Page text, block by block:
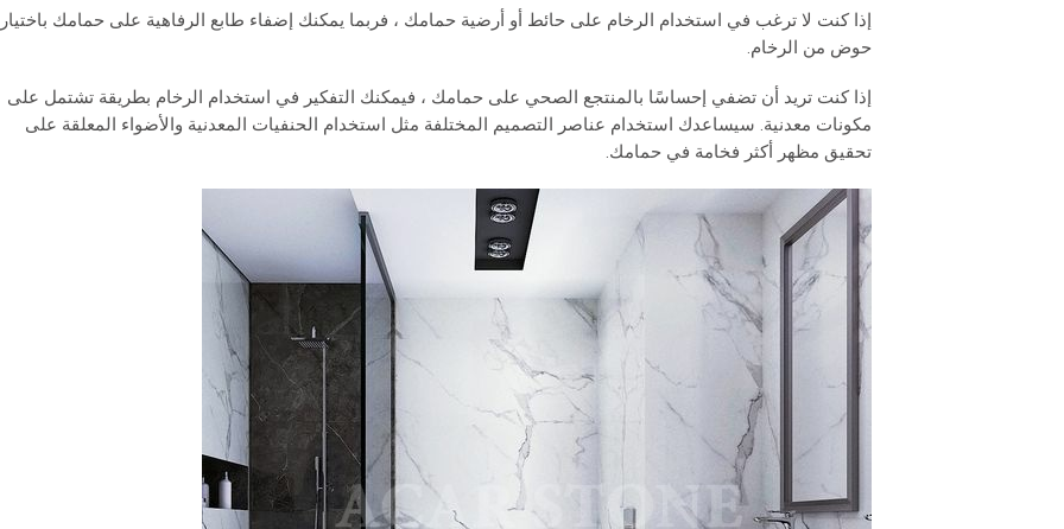
إذا كنت لا ترغب في استخدام الرخام على حائط أو أرضية حمامك ، فربما يمكنك إضفاء طابع الرفاهية على حمامك باختيار
حوض من الرخام.
إذا كنت تريد أن تضفي إحساسًا بالمنتجع الصحي على حمامك ، فيمكنك التفكير في استخدام الرخام بطريقة تشتمل على
مكونات معدنية. سيساعدك استخدام عناصر التصميم المختلفة مثل استخدام الحنفيات المعدنية والأضواء المعلقة على
تحقيق مظهر أكثر فخامة في حمامك.